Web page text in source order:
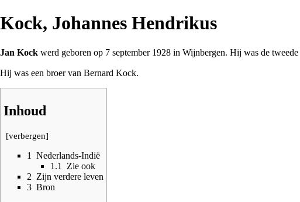
Kock, Johannes Hendrikus
Jan Kock werd geboren op 7 september 1928 in Wijnbergen. Hij was de
Hij was een broer van Bernard Kock.
Inhoud
[verbergen]
1
Nederlands-Indië
1.1
Zie ook
2 Zijn verdere leven
3 Bron